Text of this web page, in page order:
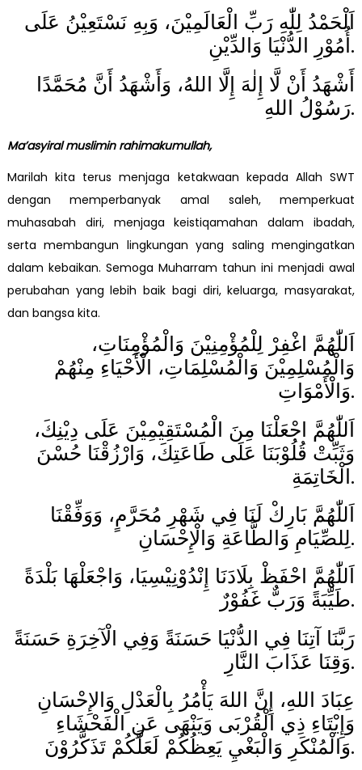
اَلْحَمْدُ لِلّٰهِ رَبِّ الْعَالَمِيْنَ، وَبِهِ نَسْتَعِيْنُ عَلَى
أُمُوْرِ الدُّنْيَا وَالدِّيْنِ.
أَشْهَدُ أَنْ لَّا إِلٰهَ إِلَّا اللهُ، وَأَشْهَدُ أَنَّ مُحَمَّدًا
رَسُوْلُ اللهِ.
Ma’asyiral muslimin rahimakumullah,
Marilah kita terus menjaga ketakwaan kepada Allah SWT
dengan memperbanyak amal saleh, memperkuat
muhasabah diri, menjaga keistiqamahan dalam ibadah,
serta membangun lingkungan yang saling mengingatkan
dalam kebaikan. Semoga Muharram tahun ini menjadi awal
perubahan yang lebih baik bagi diri, keluarga, masyarakat,
dan bangsa kita.
اَللّٰهُمَّ اغْفِرْ لِلْمُؤْمِنِيْنَ وَالْمُؤْمِنَاتِ،
وَالْمُسْلِمِيْنَ وَالْمُسْلِمَاتِ، الْأَحْيَاءِ مِنْهُمْ
وَالْأَمْوَاتِ.
اَللّٰهُمَّ اجْعَلْنَا مِنَ الْمُسْتَقِيْمِيْنَ عَلَى دِيْنِكَ،
وَثَبِّتْ قُلُوْبَنَا عَلَى طَاعَتِكَ، وَارْزُقْنَا حُسْنَ
الْخَاتِمَةِ.
اَللّٰهُمَّ بَارِكْ لَنَا فِي شَهْرِ مُحَرَّمٍ، وَوَفِّقْنَا
لِلصِّيَامِ وَالطَّاعَةِ وَالْإِحْسَانِ.
اَللّٰهُمَّ احْفَظْ بِلَادَنَا إِنْدُوْنِيْسِيَا، وَاجْعَلْهَا بَلْدَةً
طَيِّبَةً وَرَبٌّ غَفُوْرٌ.
رَبَّنَا آتِنَا فِي الدُّنْيَا حَسَنَةً وَفِي الْآخِرَةِ حَسَنَةً
وَقِنَا عَذَابَ النَّارِ.
عِبَادَ اللهِ، إِنَّ اللهَ يَأْمُرُ بِالْعَدْلِ وَالإِحْسَانِ
وَإِيْتَاءِ ذِي الْقُرْبَى وَيَنْهَى عَنِ الْفَحْشَاءِ
وَالْمُنْكَرِ وَالْبَغْيِ يَعِظُكُمْ لَعَلَّكُمْ تَذَكَّرُوْنَ.